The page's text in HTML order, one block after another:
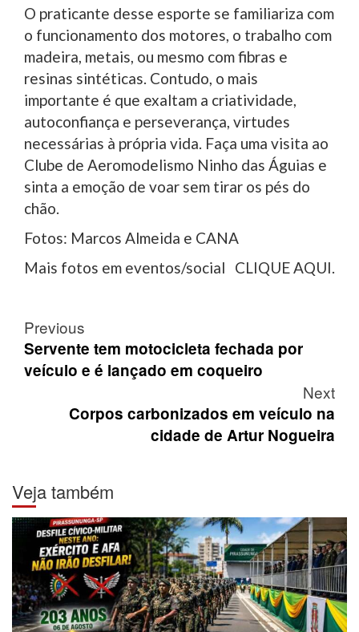
O praticante desse esporte se familiariza com
o funcionamento dos motores, o trabalho com
madeira, metais, ou mesmo com fibras e
resinas sintéticas. Contudo, o mais
importante é que exaltam a criatividade,
autoconfiança e perseverança, virtudes
necessárias à própria vida. Faça uma visita ao
Clube de Aeromodelismo Ninho das Águias e
sinta a emoção de voar sem tirar os pés do
chão.
Fotos: Marcos Almeida e CANA
Mais fotos em eventos/social CLIQUE AQUI.
Post
navigation
Previous
Servente tem motocicleta fechada por
veículo e é lançado em coqueiro
Next
Corpos carbonizados em veículo na
cidade de Artur Nogueira
Veja também